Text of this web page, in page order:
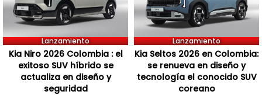
Lanzamiento
Kia Niro 2026 Colombia : el
exitoso SUV híbrido se
actualiza en diseño y
seguridad
Lanzamiento
Kia Seltos 2026 en Colombia:
se renueva en diseño y
tecnología el conocido SUV
coreano